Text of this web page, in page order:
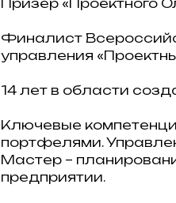
Призер «Проектного
Финалист
управления
14 лет в области
Ключевые
портфелями.
Мастер –
предприятии.